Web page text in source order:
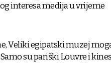
interesa medija u vrijeme
Veliki egipatski muzej
su pariški Louvre i